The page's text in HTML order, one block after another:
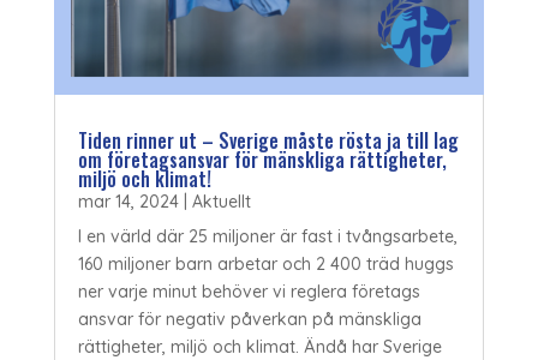
Tiden rinner ut – Sverige måste rösta ja till lag
om företagsansvar för mänskliga rättigheter,
miljö och klimat!
mar 14, 2024| Aktuellt
I en värld där 25 miljoner är fast i tvångsarbete,
160 miljoner barn arbetar och 2 400 träd huggs
ner varje minut behöver vi reglera företags
ansvar för negativ påverkan på mänskliga
rättigheter, miljö och klimat. Ändå har Sverige